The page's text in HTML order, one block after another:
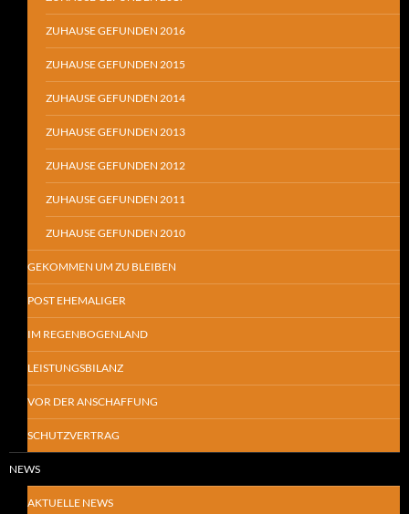
ZUHAUSE GEFUNDEN 2016
ZUHAUSE GEFUNDEN 2015
ZUHAUSE GEFUNDEN 2014
ZUHAUSE GEFUNDEN 2013
ZUHAUSE GEFUNDEN 2012
ZUHAUSE GEFUNDEN 2011
ZUHAUSE GEFUNDEN 2010
GEKOMMEN UM ZU BLEIBEN
POST EHEMALIGER
IM REGENBOGENLAND
LEISTUNGSBILANZ
VOR DER ANSCHAFFUNG
SCHUTZVERTRAG
NEWS
AKTUELLE NEWS